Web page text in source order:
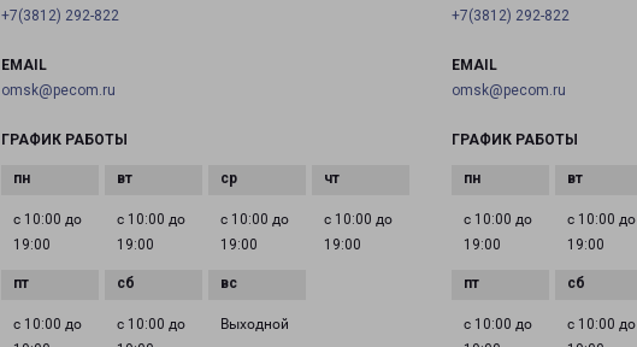
+7(3812) 292-822
EMAIL
omsk@pecom.ru
ГРАФИК РАБОТЫ
с 10:00 до
19:00
с 10:00 до
19:00
с 10:00 до
19:00
с 10:00 до
19:00
с 10:00 до
с 10:00 до
Выходной
+7(3812) 292-822
EMAIL
omsk@pecom.ru
ГРАФИК РАБОТЫ
с 10:00 до
19:00
с 10:00 до
19:00
с 10:00 до
с 10:00 до